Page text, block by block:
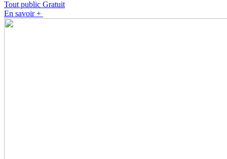
Tout public Gratuit
En savoir +